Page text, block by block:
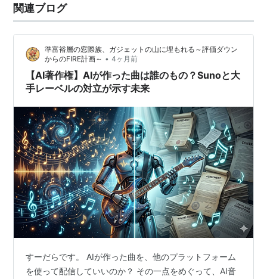
関連ブログ
準富裕層の窓際族、ガジェットの山に埋もれる～評価ダウン
からのFIRE計画～ • 4ヶ月前
【AI著作権】AIが作った曲は誰のもの？Sunoと大
手レーベルの対立が示す未来
すーだらです。 AIが作った曲を、他のプラットフォーム
を使って配信していいのか？ その一点をめぐって、AI音